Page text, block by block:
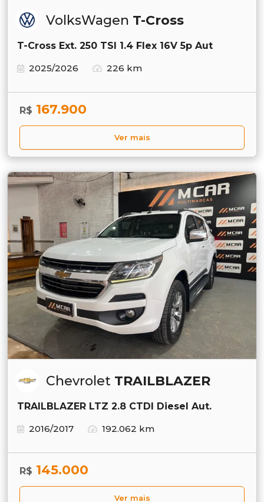
VolksWagen T-Cross
T-Cross Ext. 250 TSI 1.4 Flex 16V 5p Aut
2025/2026
226 km
R$ 167.900
Ver mais
Chevrolet TRAILBLAZER
TRAILBLAZER LTZ 2.8 CTDI Diesel Aut.
2016/2017
192.062 km
R$ 145.000
Ver mais